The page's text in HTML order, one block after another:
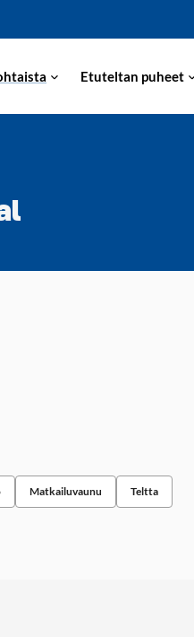
Etuteltan puheet
Matkailuvaunu Teltta